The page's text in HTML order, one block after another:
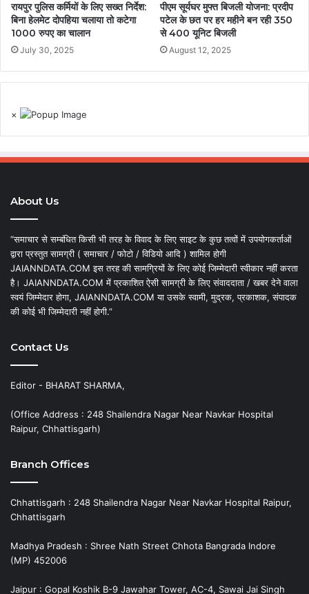
रायपुर पुलिस कर्मियों के लिए सख्त निर्देश:
बिना हेलमेट दोपहिया चलाया तो कटेगा
1000 रुपए का चालान
July 30, 2025
पीएम सूर्यघर मुफ्त बिजली योजना: प्रदीप
पटेल के छत पर हर महीने बन रही 350
से 400 यूनिट बिजली
August 12, 2025
×
About Us
“समाचार से सम्बंधित किसी भी तरह के विवाद के लिए साइट के कुछ तत्वों में उपयोगकर्ताओं
द्वारा प्रस्तुत सामग्री ( समाचार / फोटो / विडियो आदि ) शामिल होगी
JAIANNDATA.COM इस तरह की सामग्रियों के लिए कोई जिम्मेदारी स्वीकार नहीं करता
है। JAIANNDATA.COM में प्रकाशित ऐसी सामग्री के लिए संवाददाता / खबर देने वाला
स्वयं जिम्मेदार होगा, JAIANNDATA.COM या उसके स्वामी, मुद्रक, प्रकाशक, संपादक
की कोई भी जिम्मेदारी नहीं होगी.”
Contact Us
Editor - BHARAT SHARMA,
(Office Address : 248 Shailendra Nagar Near Navkar Hospital
Raipur, Chhattisgarh)
Branch Offices
Chhattisgarh : 248 Shailendra Nagar Near Navkar Hospital Raipur,
Chhattisgarh
Madhya Pradesh : Shree Nath Street Chhota Bangrada Indore
(MP) 452006
Jaipur : Gopal Koshik B-9 Jawahar Tower, AC-4, Sawai Jai Singh